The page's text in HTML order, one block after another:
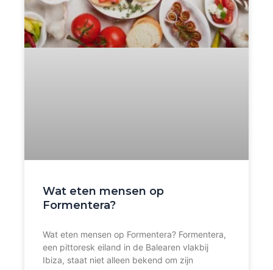
Wat eten mensen op
Formentera?
Wat eten mensen op Formentera? Formentera,
een pittoresk eiland in de Balearen vlakbij
Ibiza, staat niet alleen bekend om zijn